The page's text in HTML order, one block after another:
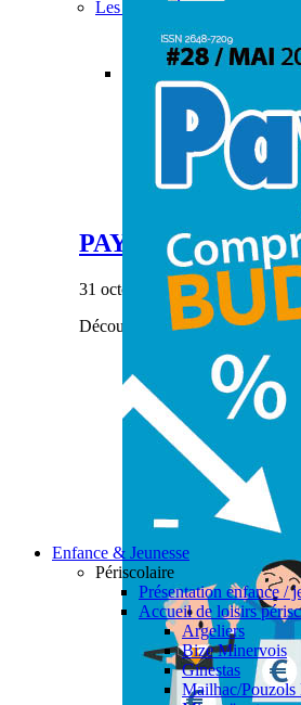
Permalink
PAYS’ÂGES #28
Actualités Aide à
PAYS’ÂGES #28
31 octobre 2023|
Découvrez notre dernier
Les actualités petite enfance
Enfance & Jeunesse
Périscolaire
Présentation enfance /
Accueil de loisirs
Argeliers
Bize Minervois
Ginestas
Mailhac/